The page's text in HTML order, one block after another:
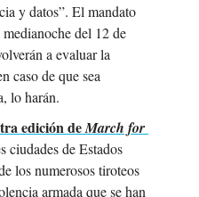
y datos”. El mandato
del 12 de
a evaluar la
caso de que sea
lo harán.
edición de March for
ciudades de Estados
los numerosos tiroteos
armada que se han